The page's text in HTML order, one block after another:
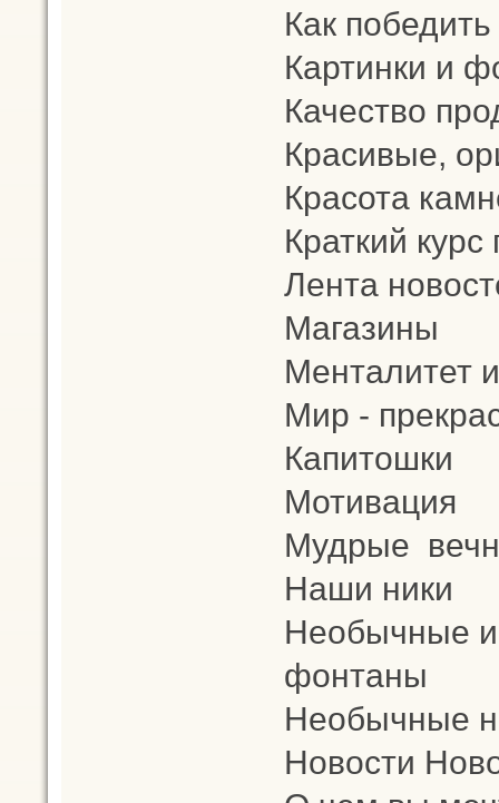
Как победить
Картинки и
Качество
Красивые,
Красота
Краткий
Лента
Магазины
Менталитет
Мир -
Капитошки
Мотивация
Мудрые
Наши ники
Необычные
фонтаны
Необычные
Новости